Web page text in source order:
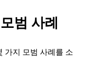
범 사례
가지 모범 사례를 소